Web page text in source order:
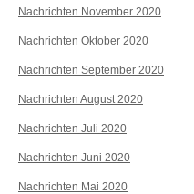
Nachrichten November 2020
Nachrichten Oktober 2020
Nachrichten September 2020
Nachrichten August 2020
Nachrichten Juli 2020
Nachrichten Juni 2020
Nachrichten Mai 2020